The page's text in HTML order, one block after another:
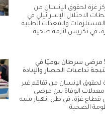
غزة لحقوق الإنسان من
الاحتلال الإسرائيلي في
المستلزمات والمعدات الطبية
في تكريس لأزمة صحية
وفاة 4 إلى 5 مرضى سرطان يوميًا في
تداعيات الحصار والإبادة
لحقوق الإنسان من تفاقم غير
الوفاة بين مرضى
قطاع غزة، في ظل انهيار شبه
الصحية